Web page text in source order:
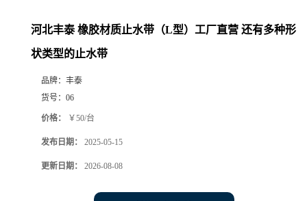
河北丰泰 橡胶材质止水带（L型）工厂直营 还有多种形
状类型的止水带
品牌： 丰泰
货号： 06
价格： ￥50/台
发布日期： 2025-05-15
更新日期： 2026-08-08